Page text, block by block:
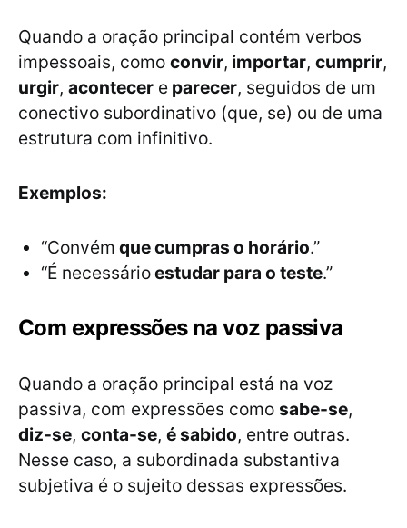
Quando a oração principal contém verbos
impessoais, como convir, importar, cumprir,
urgir, acontecer e parecer, seguidos de um
conectivo subordinativo (que, se) ou de uma
estrutura com infinitivo.
Exemplos:
“Convém que cumpras o horário.”
“É necessárioestudar para o teste.”
Com expressões na voz passiva
Quando a oração principal está na voz
passiva, com expressões como sabe-se,
diz-se, conta-se, é sabido, entre outras.
Nesse caso, a subordinada substantiva
subjetiva é o sujeito dessas expressões.